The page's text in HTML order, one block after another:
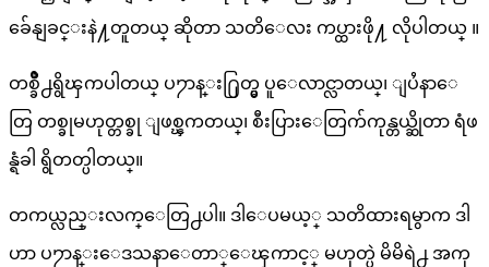
ခ်ေနျခင္းနဲ႔တူတယ္ ဆိုတာ သတိေလး ကပ္ထားဖို႔ လိုပါတယ္ ။
တစ္ခ်ိဳ႕ရွိၾကပါတယ္ ပ႒ာန္း႐ြတ္မွ ပူေလာင္လာတယ္၊ ျပႆနာေ
တြ တစ္ခုမဟုတ္တစ္ခု ျဖစ္ၾကတယ္၊ စီးပြားေတြက်ကုန္တယ္ဆိုတာ ရံဖ
န္ရံခါ ရွိတတ္ပါတယ္။
တကယ္လည္းလက္ေတြ႕ပါ။ ဒါေပမယ့္ သတိထားရမွာက ဒါ
ဟာ ပ႒ာန္းေဒသနာေတာ္ေၾကာင့္ မဟုတ္ပဲ မိမိရဲ႕ အကု